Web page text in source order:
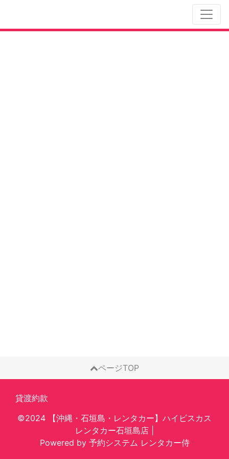
ページTOP
貸渡約款
©2024 【沖縄・石垣島・レンタカー】ハイビスカス
レンタカー石垣島店
Powered by 予約システム レンタカー侍